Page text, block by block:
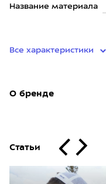
Название материала
Все характеристики
О бренде
Статьи